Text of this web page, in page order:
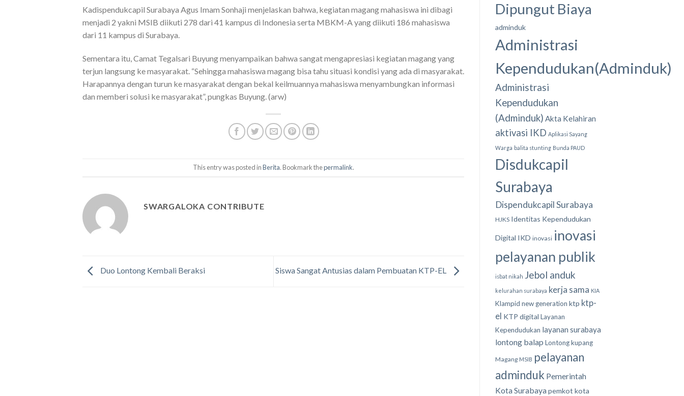
Kadispendukcapil Surabaya Agus Imam Sonhaji menjelaskan bahwa, kegiatan magang mahasiswa ini dibagi
menjadi 2 yakni MSIB diikuti 278 dari 41 kampus di Indonesia serta MBKM-A yang diikuti 186 mahasiswa
dari 11 kampus di Surabaya.
Sementara itu, Camat Tegalsari Buyung menyampaikan bahwa sangat mengapresiasi kegiatan magang yang
terjun langsung ke masyarakat. “Sehingga mahasiswa magang bisa tahu situasi kondisi yang ada di masyarakat.
Harapannya dengan turun ke masyarakat dengan bekal keilmuannya mahasiswa menyambungkan informasi
dan memberi solusi ke masyarakat”, pungkas Buyung. (arw)
This entry was posted inBerita. Bookmark thepermalink.
SWARGALOKA CONTRIBUTE
Duo Lontong Kembali Beraksi Siswa Sangat Antusias dalam Pembuatan KTP-EL
Dipungut Biaya
adminduk
Administrasi
Kependudukan(Adminduk)
Administrasi
Kependudukan
(Adminduk) Akta Kelahiran
aktivasi IKD Aplikasi Sayang
Warga balita stunting Bunda PAUD
Disdukcapil
Surabaya
Dispendukcapil Surabaya
HJKS Identitas Kependudukan
Digital IKD inovasi inovasi
pelayanan publik
isbat nikah Jebol anduk
kelurahan surabaya kerja sama KIA
Klampid new generation ktp ktp-
el KTP digital Layanan
Kependudukan layanan surabaya
lontong balap Lontong kupang
Magang MSIB pelayanan
adminduk Pemerintah
Kota Surabaya pemkot kota